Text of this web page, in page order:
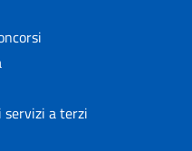
servizi a terzi